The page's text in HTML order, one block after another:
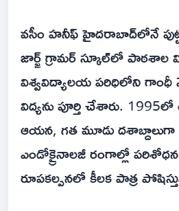
వసీం హనీఫ్ హైదరాబాద్‌లోనే
జార్జ్ గ్రామర్ స్కూల్‌లో పాఠశాల
విశ్వవిద్యాలయ పరిధిలోని
విద్యను పూర్తి చేశారు.
ఆయన, గత మూడు
ఎండోక్రైనాలజీ రంగాల్లో
రూపకల్పనలో కీలక పాత్ర